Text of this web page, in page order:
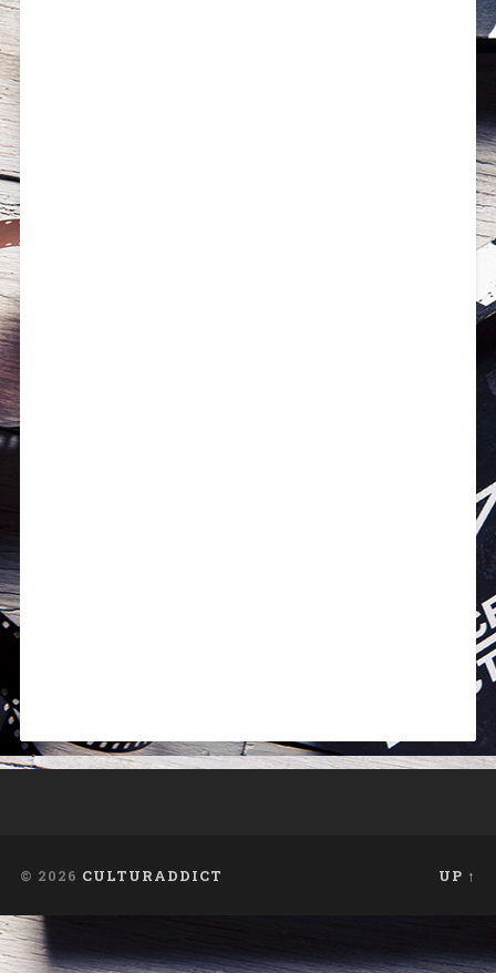
© 2026 CULTURADDICT UP ↑